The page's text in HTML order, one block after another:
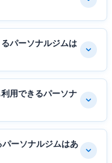
パーソナルジムは
用できるパーソナ
ーソナルジムはあ